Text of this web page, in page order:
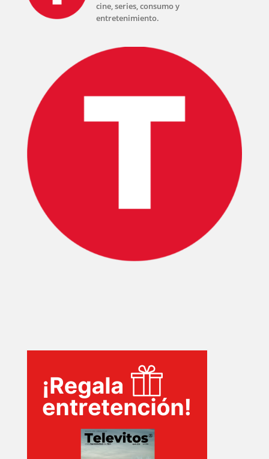
cine, series, consumo y
entretenimiento.